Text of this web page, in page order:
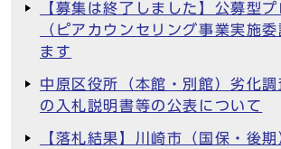
【募集は終了しました】公募型
（ピアカウンセリング事業実施
ます
中原区役所（本館・別館）劣化
の入札説明書等の公表について
【落札結果】川崎市（国保・後